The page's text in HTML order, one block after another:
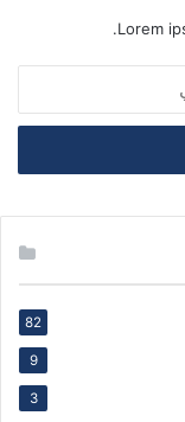
Lorem
82
9
3